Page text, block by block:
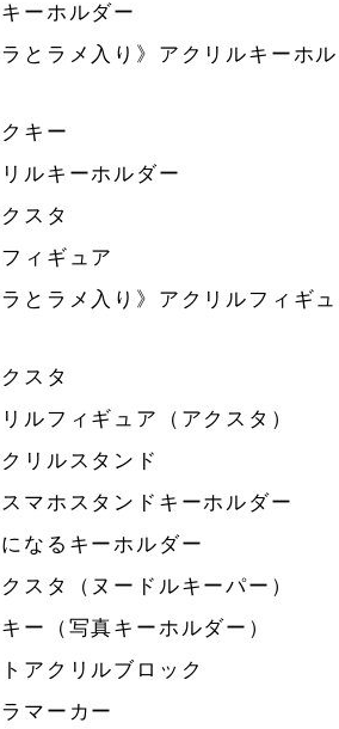
ーホルダー
ラとラメ入り》アクリルキーホル
キー
ルキーホルダー
スタ
ィギュア
ラとラメ入り》アクリルフィギュ
スタ
ルフィギュア（アクスタ）
リルスタンド
マホスタンドキーホルダー
なるキーホルダー
スタ（ヌードルキーパー）
ー（写真キーホルダー）
アクリルブロック
マーカー